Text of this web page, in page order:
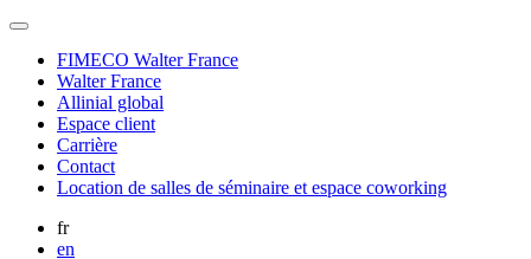
FIMECO Walter France
Walter France
Allinial global
Espace client
Carrière
Contact
Location de salles de séminaire et espace coworking
fr
en